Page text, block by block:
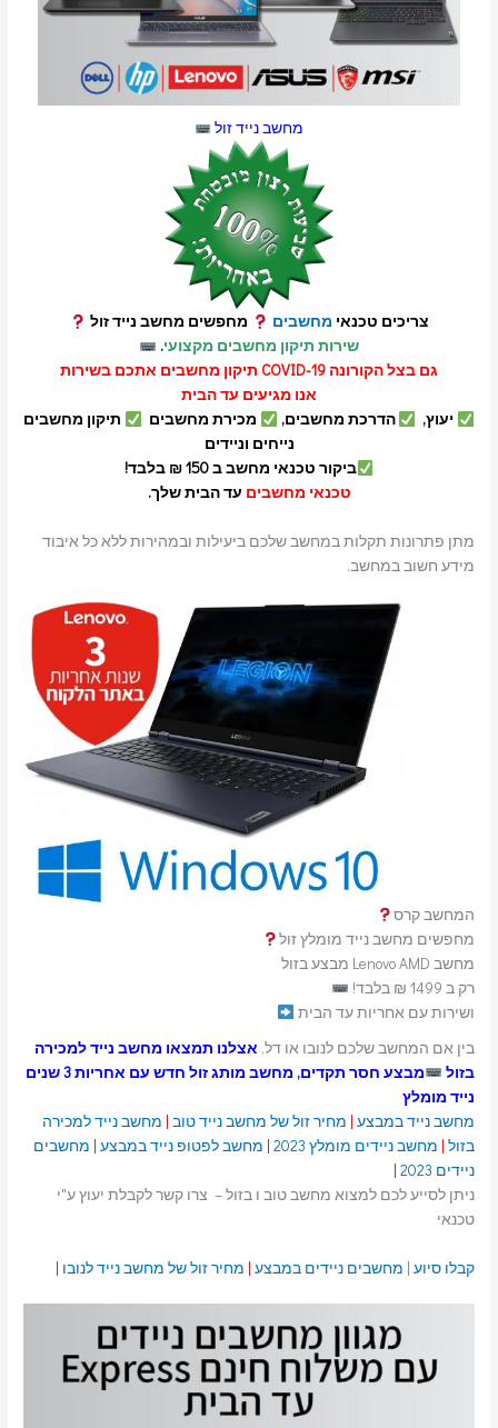
מחשב נייד זול
צריכים טכנאי מחשבים
מחפשים מחשב נייד זול
שירות תיקון מחשבים מקצועי.
גם בצל הקורונה COVID-19 תיקון מחשבים אתכם בשירות
אנו מגיעים עד הבית
יעוץ,
הדרכת מחשבים, מכירת מחשבים
תיקון מחשבים
נייחים וניידים
ביקור טכנאי מחשב ב 150 ₪ בלבד!
טכנאי מחשבים עד הבית שלך.
מתן פתרונות תקלות במחשב שלכם ביעילות ובמהירות ללא כל איבוד
מידע חשוב במחשב.
המחשב קרס
מחפשים מחשב נייד מומלץ זול
מחשב Lenovo AMD מבצע בזול
רק ב 1499 ₪ בלבד!
ושירות עם אחריות עד הבית
בין אם המחשב שלכם לנובו או דל, אצלנו תמצאו מחשב נייד למכירה
בזול
מבצע חסר תקדים, מחשב מותג זול חדש עם אחריות 3 שנים
נייד מומלץ
מחשב נייד במבצע | מחיר זול של מחשב נייד טוב | מחשב נייד למכירה
בזול | מחשב ניידים מומלץ 2023 | מחשב לפטופ נייד במבצע | מחשבים
ניידים 2023
|
ניתן לסייע לכם למצוא מחשב טוב ו בזול – צרו קשר לקבלת יעוץ ע"י
טכנאי
קבלו סיוע | מחשבים ניידים במבצע | מחיר זול של מחשב נייד לנובו |